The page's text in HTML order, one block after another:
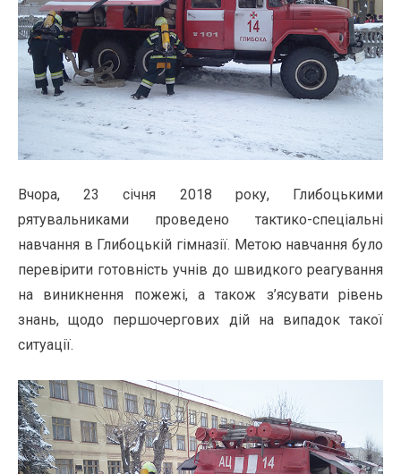
Вчора, 23 січня 2018 року, Глибоцькими
рятувальниками проведено тактико-спеціальні
навчання в Глибоцькій гімназії. Метою навчання було
перевірити готовність учнів до швидкого реагування
на виникнення пожежі, а також з’ясувати рівень
знань, щодо першочергових дій на випадок такої
ситуації.